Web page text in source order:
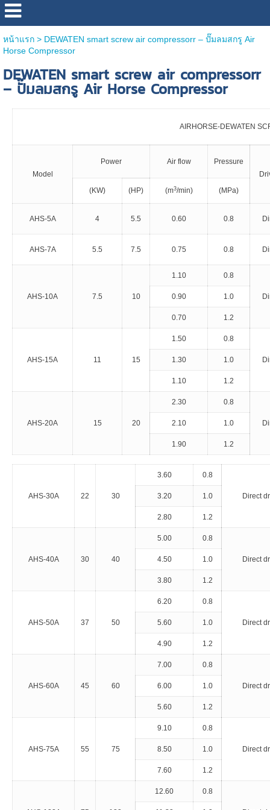
หน้าแรก> DEWATEN smart screw air compressorr – ปั๊มลมสกรู Air
Horse Compressor
DEWATEN smart screw air compressorr
– ปั๊มลมสกรู Air Horse Compressor
AIRHORSE-DEWATEN
Model
Power Air flow
Pressure
(KW)
(HP) (m3/min) (MPa)
AHS-5A 4 5.5 0.60 0.8
AHS-7A 5.5 7.5 0.75 0.8
AHS-10A 7.5 10
1.10 0.8
0.90 1.0
0.70 1.2
AHS-15A 11 15
1.50 0.8
1.30 1.0
1.10 1.2
AHS-20A 15 20
2.30 0.8
2.10 1.0
1.90 1.2
AHS-30A 22 30
3.60 0.8
Direct
3.20 1.0
2.80 1.2
AHS-40A 30 40
5.00 0.8
Direct
4.50 1.0
3.80 1.2
AHS-50A 37 50
6.20 0.8
Direct
5.60 1.0
4.90 1.2
AHS-60A 45 60
7.00 0.8
Direct
6.00 1.0
5.60 1.2
AHS-75A 55 75
9.10 0.8
Direct
8.50 1.0
7.60 1.2
12.60 0.8